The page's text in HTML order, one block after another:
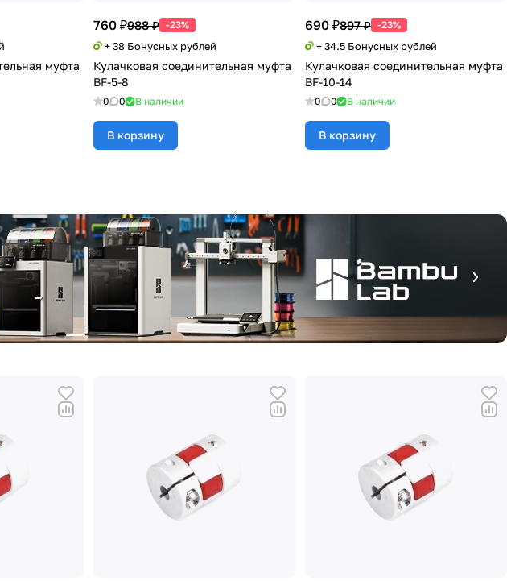
муфта
760 ₽988 ₽ -23%
+ 38 Бонусных рублей
Кулачковая соединительная муфта
BF-5-8
0 0 В наличии
В корзину
690 ₽897 ₽ -23%
+ 34.5 Бонусных рублей
Кулачковая соединительная муфта
BF-10-14
0 0 В наличии
В корзину